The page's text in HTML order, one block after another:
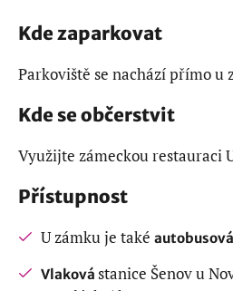
Kde zaparkovat
Parkoviště se nachází přímo u
Kde se občerstvit
Využijte zámeckou restauraci
Přístupnost
U zámku je také autobusová
Vlaková stanice Šenov u